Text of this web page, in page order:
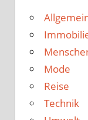
Mode
Reise
Technik